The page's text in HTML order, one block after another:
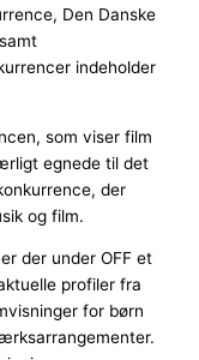
Den Danske
indeholder
som viser film
egnede til det
der
og film.
der under OFF et
profiler fra
for børn